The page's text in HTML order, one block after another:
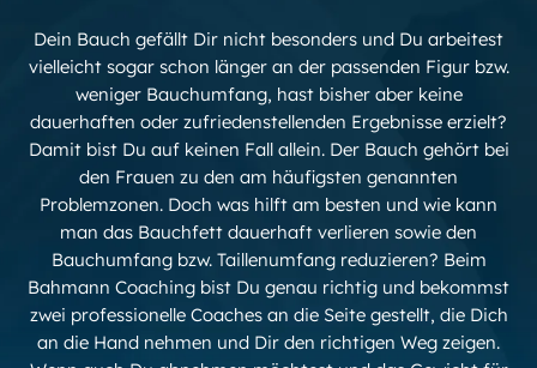
Dein Bauch gefällt Dir nicht besonders und Du arbeitest
vielleicht sogar schon länger an der passenden Figur bzw.
weniger Bauchumfang, hast bisher aber keine
dauerhaften oder zufriedenstellenden Ergebnisse erzielt?
Damit bist Du auf keinen Fall allein. Der Bauch gehört bei
den Frauen zu den am häufigsten genannten
Problemzonen. Doch was hilft am besten und wie kann
man das Bauchfett dauerhaft verlieren sowie den
Bauchumfang bzw. Taillenumfang reduzieren? Beim
Bahmann Coaching bist Du genau richtig und bekommst
zwei professionelle Coaches an die Seite gestellt, die Dich
an die Hand nehmen und Dir den richtigen Weg zeigen.